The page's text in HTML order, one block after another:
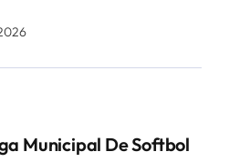
Municipal De Softbol